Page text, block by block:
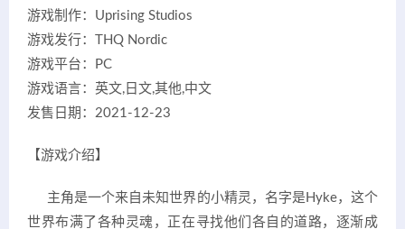
游戏制作：Uprising Studios
游戏发行：THQ Nordic
游戏平台：PC
游戏语言：英文,日文,其他,中文
发售日期：2021-12-23
【游戏介绍】
主角是一个来自未知世界的小精灵，名字是Hyke，这个
世界布满了各种灵魂，正在寻找他们各自的道路，逐渐成